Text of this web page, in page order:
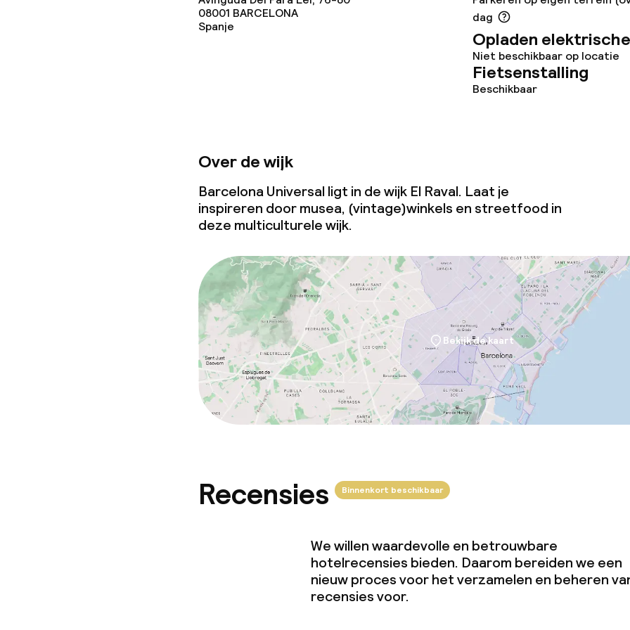
Vergaderruimte
08001 BARCELONA
Spanje
dag
Opladen
Niet beschikbaar op locatie
Fietsenstalling
Beschikbaar
Over de wijk
Barcelona Universal ligt in de wijk El Raval. Laat je
inspireren door musea, (vintage)winkels en streetfood in
deze multiculturele wijk.
Bekijk de kaart
Recensies Binnenkort beschikbaar
We willen waardevolle en betrouwbare
hotelrecensies bieden. Daarom bereiden we een
nieuw proces voor het verzamelen en beheren
recensies voor.